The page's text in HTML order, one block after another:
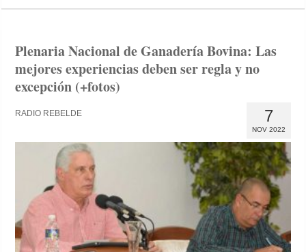
Plenaria Nacional de Ganadería Bovina: Las
mejores experiencias deben ser regla y no
excepción (+fotos)
7
NOV 2022
RADIO REBELDE